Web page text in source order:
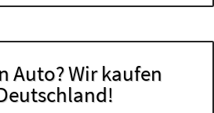
Auto? Wir kaufen